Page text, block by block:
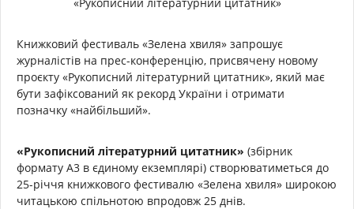
Книжковий фестиваль «Зелена хвиля» запрошує
журналістів на прес-конференцію, присвячену новому
проєкту «Рукописний літературний цитатник», який має
бути зафіксований як рекорд України і отримати
позначку «найбільший».
«Рукописний літературний цитатник» (збірник
формату А3 в єдиному екземплярі) створюватиметься до
25-річчя книжкового фестивалю «Зелена хвиля» широкою
читацькою спільнотою впродовж 25 днів.